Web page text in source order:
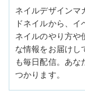
ネイルデザインマ
ドネイルから、
ネイルのやり方や
な情報をお届けし
も毎日配信。あな
つかります。